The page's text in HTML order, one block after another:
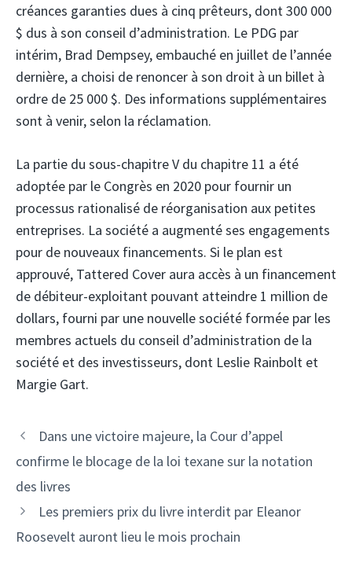
créances garanties dues à cinq prêteurs, dont 300 000
$ dus à son conseil d’administration. Le PDG par
intérim, Brad Dempsey, embauché en juillet de l’année
dernière, a choisi de renoncer à son droit à un billet à
ordre de 25 000 $. Des informations supplémentaires
sont à venir, selon la réclamation.
La partie du sous-chapitre V du chapitre 11 a été
adoptée par le Congrès en 2020 pour fournir un
processus rationalisé de réorganisation aux petites
entreprises. La société a augmenté ses engagements
pour de nouveaux financements. Si le plan est
approuvé, Tattered Cover aura accès à un financement
de débiteur-exploitant pouvant atteindre 1 million de
dollars, fourni par une nouvelle société formée par les
membres actuels du conseil d’administration de la
société et des investisseurs, dont Leslie Rainbolt et
Margie Gart.
Dans une victoire majeure, la Cour d’appel
confirme le blocage de la loi texane sur la notation
des livres
Les premiers prix du livre interdit par Eleanor
Roosevelt auront lieu le mois prochain